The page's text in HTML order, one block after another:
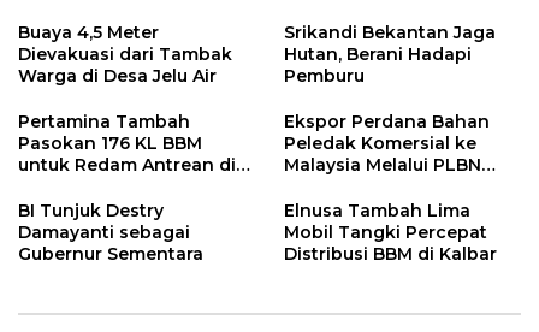
Buaya 4,5 Meter
Dievakuasi dari Tambak
Warga di Desa Jelu Air
Srikandi Bekantan Jaga
Hutan, Berani Hadapi
Pemburu
Pertamina Tambah
Pasokan 176 KL BBM
untuk Redam Antrean di
Ekspor Perdana Bahan
Peledak Komersial ke
Malaysia Melalui PLBN
BI Tunjuk Destry
Damayanti sebagai
Gubernur Sementara
Elnusa Tambah Lima
Mobil Tangki Percepat
Distribusi BBM di Kalbar